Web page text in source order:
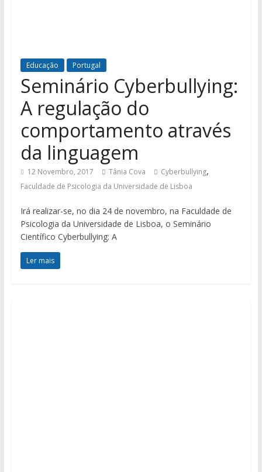
Educação Portugal
Seminário Cyberbullying:
A regulação do
comportamento através
da linguagem
12 Novembro, 2017 Tânia Cova Cyberbullying,
Faculdade de Psicologia da Universidade de Lisboa
Irá realizar-se, no dia 24 de novembro, na Faculdade de
Psicologia da Universidade de Lisboa, o Seminário
Científico Cyberbullying: A
Ler mais